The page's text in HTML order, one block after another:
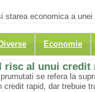
Diverse Economie
starea economica a
risc al unui credit
se refera la
credit rapid, dar trebuie